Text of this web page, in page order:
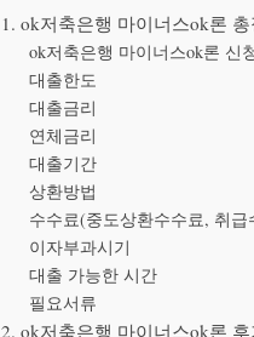
1. ok저축은행 마이너스ok론 총
ok저축은행 마이너스ok론 신
대출한도
대출금리
연체금리
대출기간
상환방법
수수료(중도상환수수료, 취
이자부과시기
대출 가능한 시간
필요서류
2. ok저축은행 마이너스ok론 후